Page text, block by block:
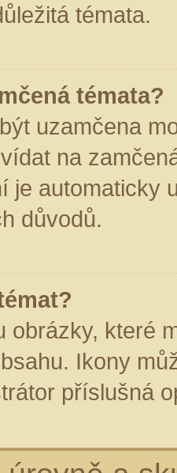
témata.
témata?
uzamčena
na
je automaticky
důvodů.
obrázky, které
Ikony
příslušná